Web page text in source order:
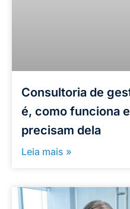
Consultoria de
é, como funciona
precisam dela
Leia mais »